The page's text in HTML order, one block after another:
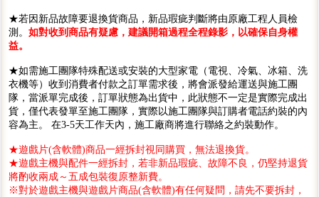
★若因新品故障要退換貨商品，新品瑕疵判斷將由原廠工程人員檢
測。 如對收到商品有疑慮，建議開箱過程全程錄影，以確保自身權
益。
★如需施工團隊特殊配送或安裝的大型家電（電視、冷氣、冰箱、洗
衣機等）收到消費者付款之訂單需求後，將會派發給運送與施工團
隊，當派單完成後，訂單狀態為出貨中，此狀態不一定是實際完成出
貨，僅代表發單至施工團隊，實際以施工團隊與訂購者電話約裝的內
容為主。 在3-5天工作天內，施工廠商將進行聯絡之約裝動作。
★遊戲片(含軟體)商品一經拆封視同購買，無法退換貨。
★遊戲主機與配件一經拆封，若非新品瑕疵、故障不良，仍堅持退貨
將酌收兩成～五成包裝復原整新費。
※對於遊戲主機與遊戲片商品(含軟體)有任何疑問，請先不要拆封，